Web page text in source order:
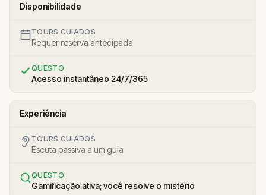
Disponibilidade
TOURS GUIADOS
Requer reserva antecipada
QUESTO
Acesso instantâneo 24/7/365
Experiência
TOURS GUIADOS
Escuta passiva a um guia
QUESTO
Gamificação ativa; você resolve o mistério